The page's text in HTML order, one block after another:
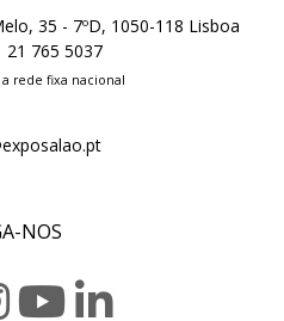
35 - 7ºD, 1050-118 Lisboa
21 765 5037
rede fixa nacional
NOS